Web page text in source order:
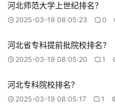
河北师范大学上世纪排名？
2025-03-19 08:05:23 0
河北省专科提前批院校排名？
2025-03-19 08:05:20 1
河北专科院校排名？
2025-03-19 08:05:17 1